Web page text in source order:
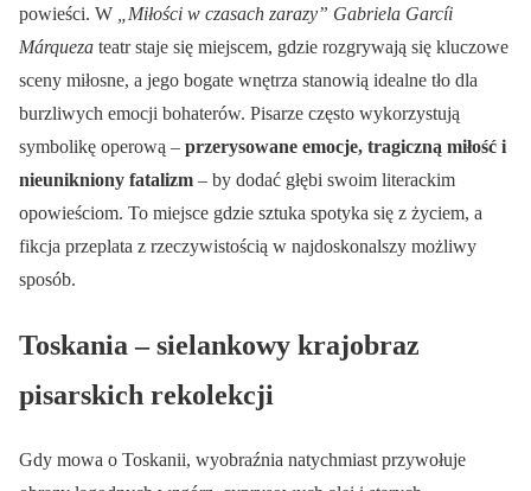
powieści. W
„Miłości w czasach zarazy” Gabriela Garcíi
Márqueza teatr staje się miejscem, gdzie rozgrywają się kluczowe
sceny miłosne, a jego bogate wnętrza stanowią idealne tło dla
burzliwych emocji bohaterów. Pisarze często wykorzystują
symbolikę operową – przerysowane emocje, tragiczną miłość i
nieunikniony fatalizm – by dodać głębi swoim literackim
opowieściom. To miejsce gdzie sztuka spotyka się z życiem, a
fikcja przeplata z rzeczywistością w najdoskonalszy możliwy
sposób.
Toskania – sielankowy krajobraz
pisarskich rekolekcji
Gdy mowa o Toskanii, wyobraźnia natychmiast przywołuje